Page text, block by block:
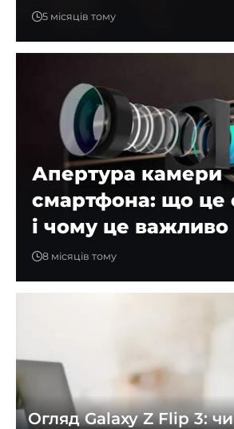
5 місяців тому
Апертура камери
смартфона: що це
і чому це важливо
8 місяців тому
Огляд Galaxy Z Flip 3: